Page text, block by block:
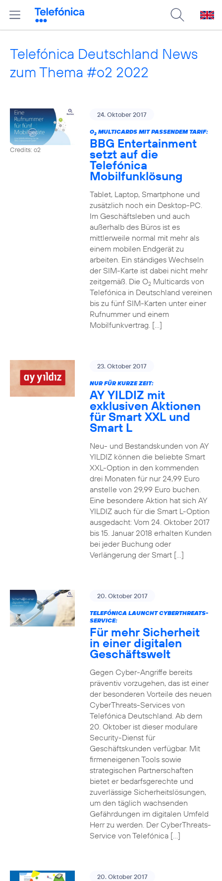
Telefónica Deutschland News
zum Thema #o2 2022
Credits: o2
24. Oktober 2017
O2MULTICARDS MIT PASSENDEM TARIF:
BBG Entertainment
setzt auf die
Telefónica
Mobilfunklösung
Tablet, Laptop, Smartphone und
zusätzlich noch ein Desktop-PC.
Im Geschäftsleben und auch
außerhalb des Büros ist es
mittlerweile normal mit mehr als
einem mobilen Endgerät zu
arbeiten. Ein ständiges Wechseln
der SIM-Karte ist dabei nicht mehr
zeitgemäß. Die O2Multicards von
Telefónica in Deutschland vereinen
bis zu fünf SIM-Karten unter einer
Rufnummer und einem
Mobilfunkvertrag. […]
23. Oktober 2017
NUR FÜR KURZE ZEIT:
AY YILDIZ mit
exklusiven Aktionen
für Smart XXL und
Smart L
Neu- und Bestandskunden von AY
YILDIZ können die beliebte Smart
XXL-Option in den kommenden
drei Monaten für nur 24,99 Euro
anstelle von 29,99 Euro buchen.
Eine besondere Aktion hat sich AY
YILDIZ auch für die Smart L-Option
ausgedacht: Vom 24. Oktober 2017
bis 15. Januar 2018 erhalten Kunden
bei jeder Buchung oder
Verlängerung der Smart […]
20. Oktober 2017
TELEFÓNICA LAUNCHT CYBERTHREATS-
SERVICE:
Für mehr Sicherheit
in einer digitalen
Geschäftswelt
Gegen Cyber-Angriffe bereits
präventiv vorzugehen, das ist einer
der besonderen Vorteile des neuen
CyberThreats-Services von
Telefónica Deutschland. Ab dem
20. Oktober ist dieser modulare
Security-Dienst für
Geschäftskunden verfügbar. Mit
firmeneigenen Tools sowie
strategischen Partnerschaften
bietet er bedarfsgerechte und
zuverlässige Sicherheitslösungen,
um den täglich wachsenden
Gefährdungen im digitalen Umfeld
Herr zu werden. Der CyberThreats-
Service von Telefónica […]
20. Oktober 2017